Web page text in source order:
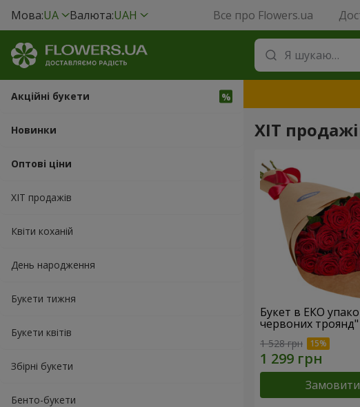
Мова:UA Валюта:UAH Все про Flowers.ua
Акційні букети
Новинки
Оптові ціни
ХІТ продажів
Квіти коханій
День народження
Букети тижня
Букети квітів
Збірні букети
Бенто-букети
ХІТ
Букет в ЕКО
червоних троянд"
1 528 грн
Замовити